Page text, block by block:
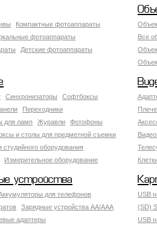
Компактные фотоаппараты
фотоаппараты
Детские фотоаппараты
Все
Синхронизаторы
Софтбоксы
Переходники
для ламп Журавли
Фотофоны
и столы для предметной съемки
оборудования
Измерительное оборудование
устройства
для телефонов
Зарядные устройства AA/AAA
адаптеры
USB
(SD)
USB